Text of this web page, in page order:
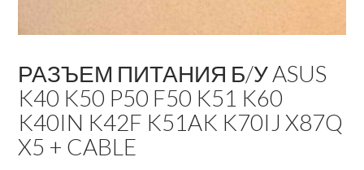
РАЗЪЕМ ПИТАНИЯ Б/У ASUS
K40 K50 P50 F50 K51 K60
K40IN K42F K51AK K70IJ X87Q
X5 + CABLE